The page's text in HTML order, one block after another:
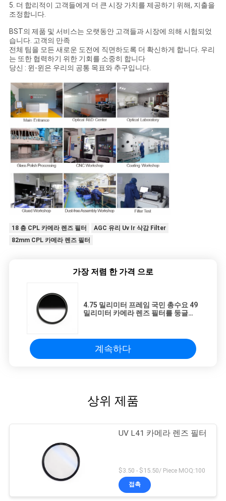
5. 더 합리적이 고객들에게 더 큰 시장 가치를 제공하기 위해, 지출을
조정합니다.
BST의 제품 및 서비스는 오랫동안 고객들과 시장에 의해 시험되었
습니다. 고객의 만족
전체 팀을 모든 새로운 도전에 직면하도록 더 확신하게 합니다. 우리
는 또한 협력하기 위한 기회를 소중히 합니다
당신 : 윈-윈은 우리의 공통 목표와 추구입니다.
18 층 CPL 카메라 렌즈 필터
AGC 유리 Uv Ir 삭감 Filter
82mm CPL 카메라 렌즈 필터
가장 저렴 한 가격 으로
4.75 밀리미터 프레임 국민 총수요 49
밀리미터 카메라 렌즈 필터를 둥글게
계속하다
상위 제품
UV L41 카메라 렌즈 필터
$3.50 - $15.50/ Piece MOQ:100
접촉